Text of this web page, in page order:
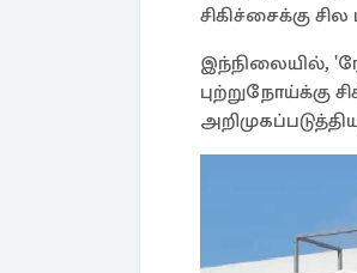
சிகிச்சைக்கு
இந்நிலையில்,
புற்றுநோய்க்கு